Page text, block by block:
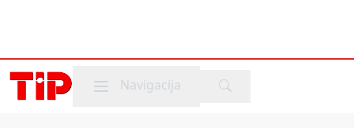
Mobile menu
Navigacija